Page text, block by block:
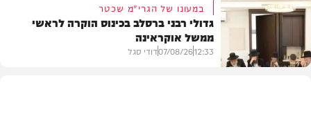
במעונו של הגרי"מ שכטר
גדולי רבני ברסלב בכינוס הוקרה לראשי
ממשל אוקראינה
12:33
07/08/26דודי סגל